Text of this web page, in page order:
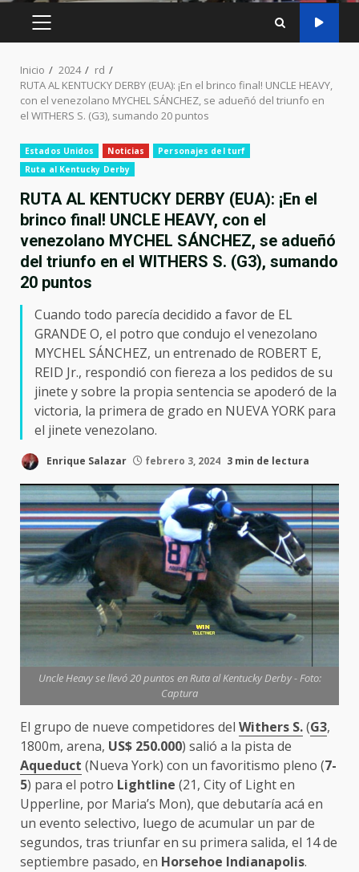
MENÚ
Inicio 2024
rd
RUTA AL KENTUCKY DERBY (EUA): ¡En el brinco final! UNCLE HEAVY,
con el venezolano MYCHEL SÁNCHEZ, se adueñó del triunfo en
el WITHERS S. (G3), sumando 20 puntos
Estados Unidos Noticias
Personajes del turf
Ruta al Kentucky Derby
RUTA AL KENTUCKY DERBY (EUA): ¡En el
brinco final! UNCLE HEAVY, con el
venezolano MYCHEL SÁNCHEZ, se adueñó
del triunfo en el WITHERS S. (G3), sumando
20 puntos
Cuando todo parecía decidido a favor de EL
GRANDE O, el potro que condujo el venezolano
MYCHEL SÁNCHEZ, un entrenado de ROBERT E,
REID Jr., respondió con fiereza a los pedidos de su
jinete y sobre la propia sentencia se apoderó de la
victoria, la primera de grado en NUEVA YORK para
el jinete venezolano.
Enrique Salazar febrero 3, 2024 3 min de lectura
Uncle Heavy se llevó 20 puntos en Ruta al Kentucky Derby - Foto:
Captura
El grupo de nueve competidores del Withers S.(G3,
1800m, arena, US$ 250.000) salió a la pista de
Aqueduct (Nueva York) con un favoritismo pleno (7-
5) para el potro Lightline (21, City of Light en
Upperline, por Maria’s Mon), que debutaría acá en
un evento selectivo, luego de acumular un par de
segundos, tras triunfar en su primera salida, el 14 de
septiembre pasado, en Horsehoe Indianapolis.